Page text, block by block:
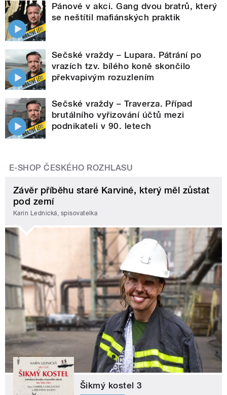
Pánové v akci. Gang dvou bratrů, který
se neštítil mafiánských praktik
Sečské vraždy – Lupara. Pátrání po
vrazích tzv. bílého koně skončilo
překvapivým rozuzlením
Sečské vraždy – Traverza. Případ
brutálního vyřizování účtů mezi
podnikateli v 90. letech
E-SHOP ČESKÉHO ROZHLASU
Závěr příběhu staré Karviné, který měl zůstat
pod zemí
Karin Lednická, spisovatelka
Šikmý kostel 3